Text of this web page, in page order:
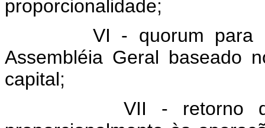
proporcionalidade;
VI - quorum para o
Assembléia Geral baseado
capital;
VII - retorno das